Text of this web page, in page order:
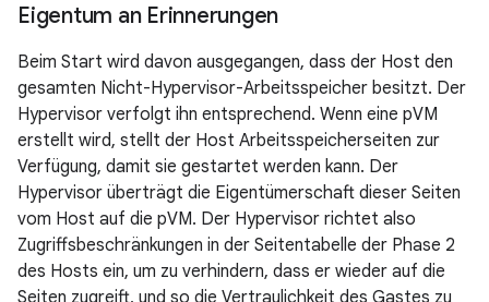
Eigentum an Erinnerungen
Beim Start wird davon ausgegangen, dass der Host den
gesamten Nicht-Hypervisor-Arbeitsspeicher besitzt. Der
Hypervisor verfolgt ihn entsprechend. Wenn eine pVM
erstellt wird, stellt der Host Arbeitsspeicherseiten zur
Verfügung, damit sie gestartet werden kann. Der
Hypervisor überträgt die Eigentümerschaft dieser Seiten
vom Host auf die pVM. Der Hypervisor richtet also
Zugriffsbeschränkungen in der Seitentabelle der Phase 2
des Hosts ein, um zu verhindern, dass er wieder auf die
Seiten zugreift, und so die Vertraulichkeit des Gastes zu